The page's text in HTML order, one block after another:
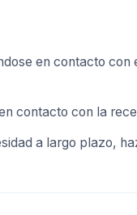
en contacto
contacto con la
a largo plazo,